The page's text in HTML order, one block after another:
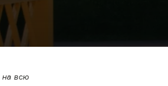
на всю